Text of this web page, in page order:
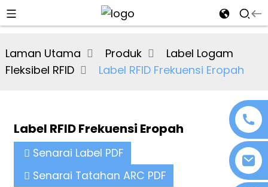
Laman Utama Produk
Label Logam
Fleksibel RFID
Label RFID Frekuensi Eropah
Label RFID Frekuensi Eropah
Senarai Label PDF
Senarai Tatahan ARC PDF